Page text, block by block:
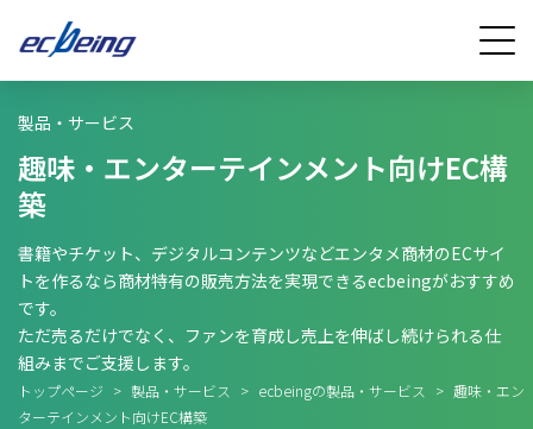
製品・サービス
趣味・エンターテインメント向けEC構
築
書籍やチケット、デジタルコンテンツなどエンタメ商材のECサイ
トを作るなら商材特有の販売方法を実現できるecbeingがおすすめ
です。
ただ売るだけでなく、ファンを育成し売上を伸ばし続けられる仕
組みまでご支援します。
トップページ > 製品・サービス > ecbeingの製品・サービス > 趣味・エン
ターテインメント向けEC構築